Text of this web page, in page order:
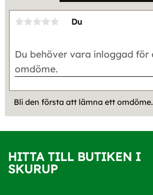
Du
Bli den första att lämna ett omdöme.
HITTA TILL BUTIKEN I
SKURUP